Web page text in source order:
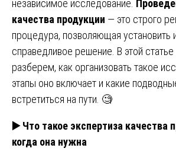
независимое исследование.
качества продукции — это строго
процедура, позволяющая установить
справедливое решение. В этой
разберем, как организовать такое
этапы оно включает и какие
встретиться на пути. 🧐
▶️Что такое экспертиза качества
когда она нужна